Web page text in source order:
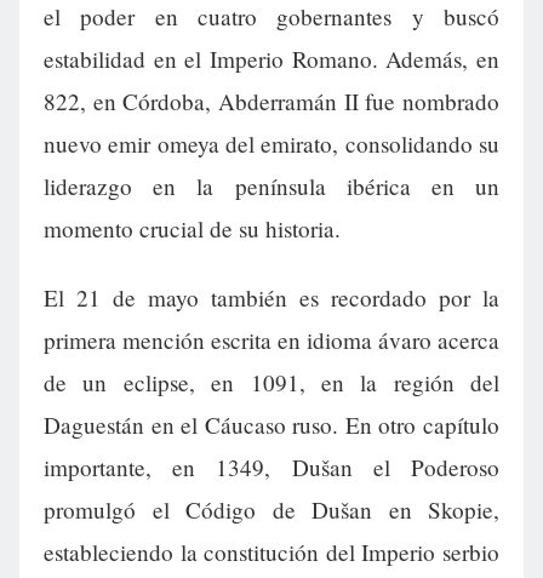
el poder en cuatro gobernantes y buscó
estabilidad en el Imperio Romano. Además, en
822, en Córdoba, Abderramán II fue nombrado
nuevo emir omeya del emirato, consolidando su
liderazgo en la península ibérica en un
momento crucial de su historia.
El 21 de mayo también es recordado por la
primera mención escrita en idioma ávaro acerca
de un eclipse, en 1091, en la región del
Daguestán en el Cáucaso ruso. En otro capítulo
importante, en 1349, Dušan el Poderoso
promulgó el Código de Dušan en Skopie,
estableciendo la constitución del Imperio serbio